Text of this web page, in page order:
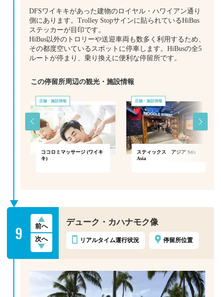
DFSワイキキがあった建物のロイヤル・ハワイアン通り
側にあります。Trolley Stopサインに貼られているHiBus
ステッカーが目印です。
HiBus以外のトロリーや送迎車両も数多く利用するため、
その都度空いているスポットに停車します。HiBusの全5
ルートが停まり、乗り換えに便利な停留所です。
この停留所周辺の観光・施設情報
店舗・施設情報
ココロミマッサージ (ワイキ
キ)
店舗・施設情報
スティックス アジア Stix
Asia
9
前へ
次へ
デューク・カハナモク像
リアルタイム運行状況 停留所位置